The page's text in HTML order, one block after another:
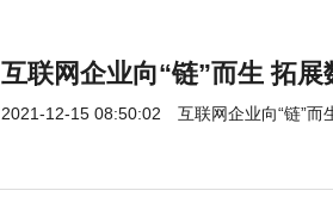
互联网企业向“链”而生 拓展
2021-12-15 08:50:02 互联网企业向“链”而